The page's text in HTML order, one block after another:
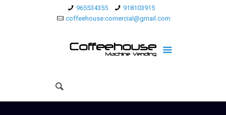
965534355
918103915
coffeehouse.comercial@gmail.com